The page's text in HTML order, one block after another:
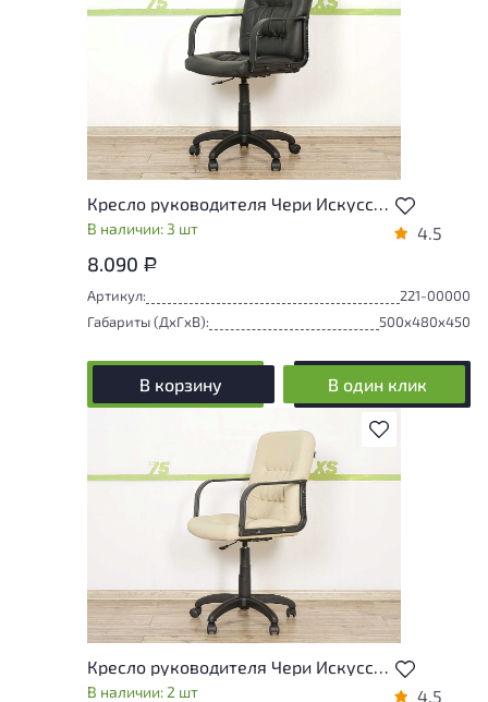
Кресло руководителя Чери Искусственная кожа Чёрный Россия
В наличии: 3 шт 4.5
8.090 Р
Артикул:
221-00000
Габариты (ДxГxВ):
500x480x450
В корзину В один клик
В избранное
Кресло руководителя Чери Искусственная кожа Бежевый Россия
В наличии: 2 шт 4.5